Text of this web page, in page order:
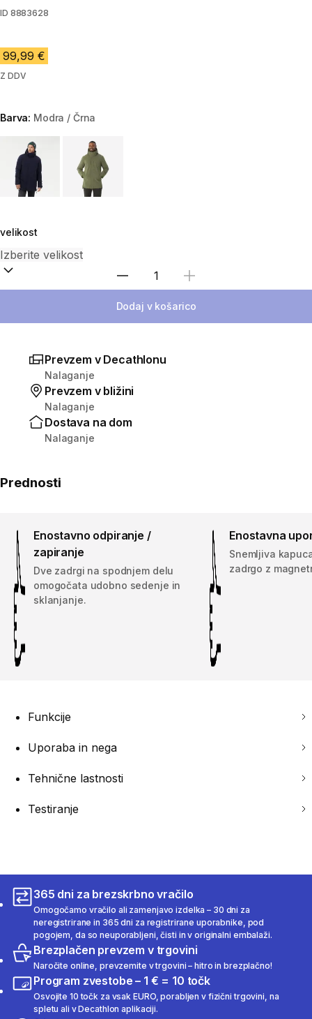
ID 8883628
99,99 €
Z DDV
Barva: Modra / Črna
Choose a variant
velikost
Izberite količino
Dodaj v košarico
Prevzem v Decathlonu
Nalaganje
Prevzem v bližini
Nalaganje
Dostava na dom
Nalaganje
Prednosti
Enostavno odpiranje /
zapiranje
Dve zadrgi na spodnjem delu
omogočata udobno sedenje in
sklanjanje.
Enostavna
Snemljiva
zadrgo z
Funkcije
Uporaba in nega
Tehnične lastnosti
Testiranje
365 dni za brezskrbno vračilo
Omogočamo vračilo ali zamenjavo izdelka – 30 dni za
neregistrirane in 365 dni za registrirane uporabnike, pod
pogojem, da so neuporabljeni, čisti in v originalni embalaži.
Brezplačen prevzem v trgovini
Naročite online, prevzemite v trgovini – hitro in brezplačno!
Program zvestobe – 1 € = 10 točk
Osvojite 10 točk za vsak EURO, porabljen v fizični trgovini, na
spletu ali v Decathlon aplikaciji.